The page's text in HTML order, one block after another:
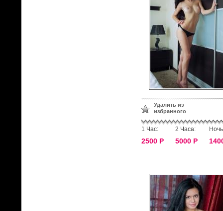
Удалить из
избранного
1 Час:
2500 Р
2 Часа:
5000 Р